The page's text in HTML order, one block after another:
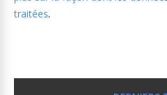
traitées.